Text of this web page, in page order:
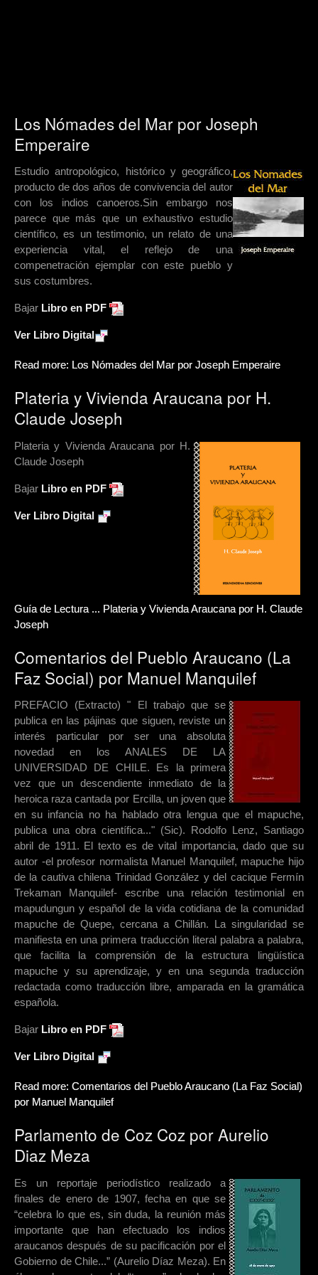
Los Nómades del Mar por Joseph
Emperaire
Estudio antropológico, histórico y geográfico,
producto de dos años de convivencia del autor
con los indios canoeros.Sin embargo nos
parece que más que un exhaustivo estudio
científico, es un testimonio, un relato de una
experiencia vital, el reflejo de una
compenetración ejemplar con este pueblo y
sus costumbres.
Bajar Libro en PDF
Ver Libro Digital
Read more: Los Nómades del Mar por Joseph Emperaire
Plateria y Vivienda Araucana por H.
Claude Joseph
Plateria y Vivienda Araucana por H.
Claude Joseph
Bajar Libro en PDF
Ver Libro Digital
Guía de Lectura ... Plateria y Vivienda Araucana por H. Claude
Joseph
Comentarios del Pueblo Araucano (La
Faz Social) por Manuel Manquilef
PREFACIO (Extracto) " El trabajo que se
publica en las pájinas que siguen, reviste un
interés particular por ser una absoluta
novedad en los ANALES DE LA
UNIVERSIDAD DE CHILE. Es la primera
vez que un descendiente inmediato de la
heroica raza cantada por Ercilla, un joven que
en su infancia no ha hablado otra lengua que el mapuche,
publica una obra científica..." (Sic). Rodolfo Lenz, Santiago
abril de 1911. El texto es de vital importancia, dado que su
autor -el profesor normalista Manuel Manquilef, mapuche hijo
de la cautiva chilena Trinidad González y del cacique Fermín
Trekaman Manquilef- escribe una relación testimonial en
mapudungun y español de la vida cotidiana de la comunidad
mapuche de Quepe, cercana a Chillán. La singularidad se
manifiesta en una primera traducción literal palabra a palabra,
que facilita la comprensión de la estructura lingüística
mapuche y su aprendizaje, y en una segunda traducción
redactada como traducción libre, amparada en la gramática
española.
Bajar Libro en PDF
Ver Libro Digital
Read more: Comentarios del Pueblo Araucano (La Faz Social)
por Manuel Manquilef
Parlamento de Coz Coz por Aurelio
Diaz Meza
Es un reportaje periodístico realizado a
finales de enero de 1907, fecha en que se
“celebra lo que es, sin duda, la reunión más
importante que han efectuado los indios
araucanos después de su pacificación por el
Gobierno de Chile...” (Aurelio Díaz Meza). En